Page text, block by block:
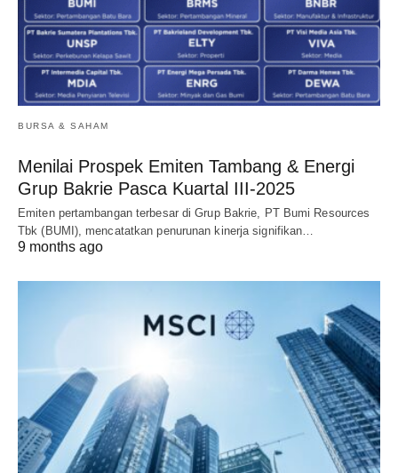
BURSA & SAHAM
Menilai Prospek Emiten Tambang & Energi
Grup Bakrie Pasca Kuartal III-2025
Emiten pertambangan terbesar di Grup Bakrie, PT Bumi Resources
Tbk (BUMI), mencatatkan penurunan kinerja signifikan…
9 months ago